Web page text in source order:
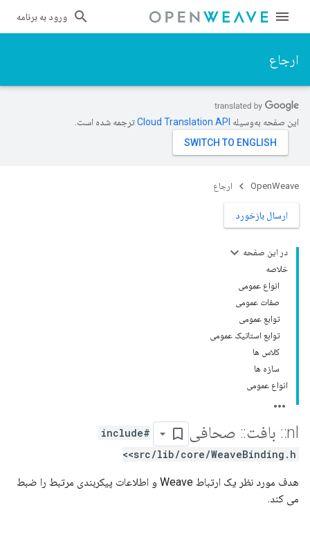
ورود به برنامه
ارجاع
این صفحه به‌وسیله ترجمه شده است.
OpenWeave ارجاع
ارسال بازخورد
در این صفحه
خلاصه
انواع عمومی
صفات عمومی
توابع عمومی
توابع استاتیک عمومی
کلاس ها
سازه ها
انواع عمومی
nl
:: بافت:: صحافی
#include
<src/lib/core/WeaveBinding.h>
هدف مورد نظر یک ارتباط Weave و اطلاعات پیکربندی مرتبط را ضبط
می کند.